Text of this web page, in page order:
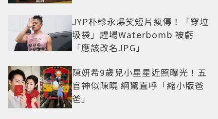
JYP朴軫永爆笑短片瘋傳！「穿垃
圾袋」趕場Waterbomb 被虧
「應該改名JPG」
陳妍希9歲兒小星星近照曝光！五
官神似陳曉 網驚直呼「縮小版爸
爸」